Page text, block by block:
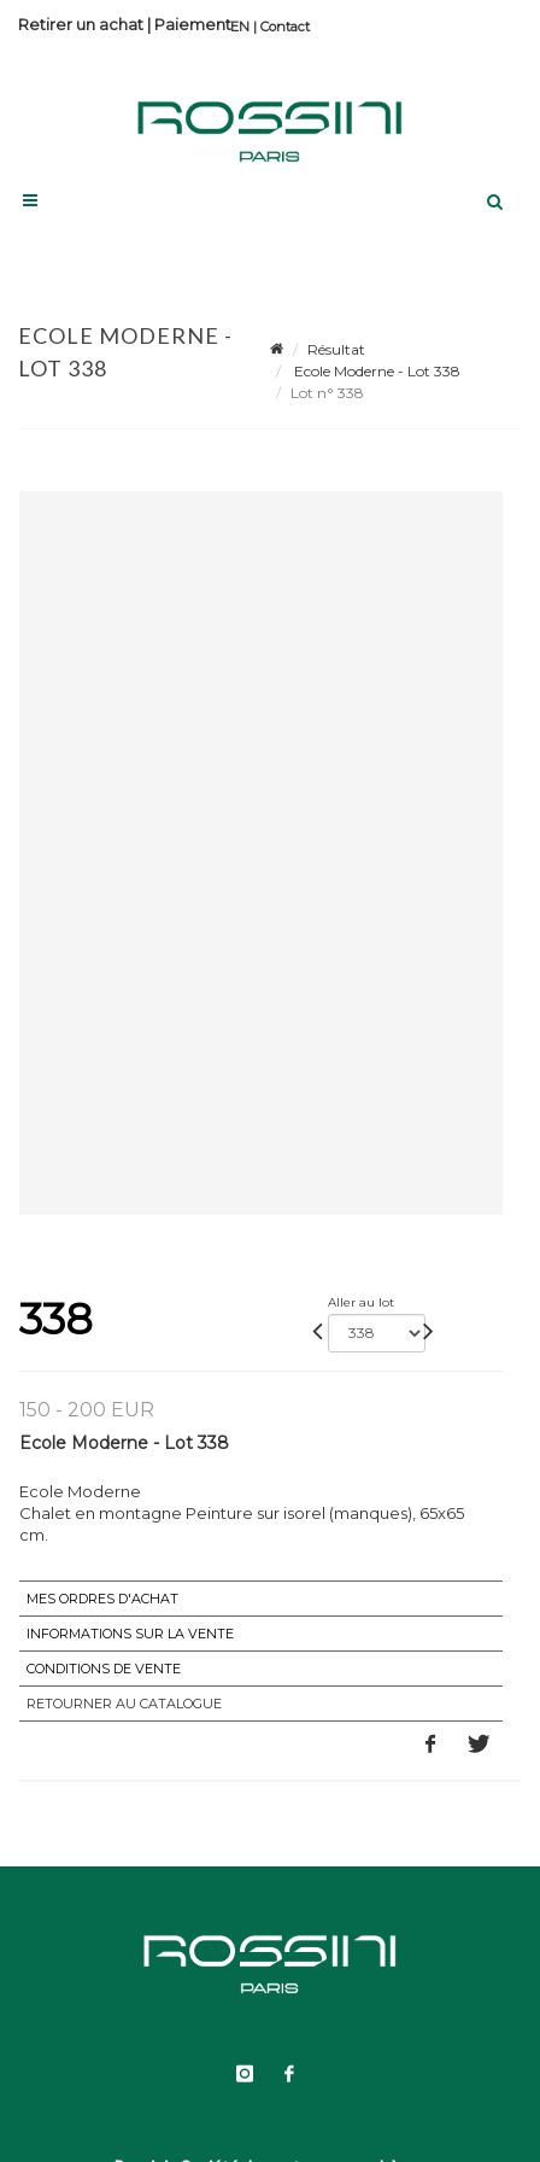
Contact
Retirer un achat | Paiement
ECOLE MODERNE -
LOT 338
Résultat
Ecole Moderne - Lot 338
Lot n° 338
338 Aller au lot
150 - 200 EUR
Ecole Moderne - Lot 338
Ecole Moderne
Chalet en montagne Peinture sur isorel (manques), 65x65
cm.
MES ORDRES D'ACHAT
INFORMATIONS SUR LA VENTE
CONDITIONS DE VENTE
RETOURNER AU CATALOGUE